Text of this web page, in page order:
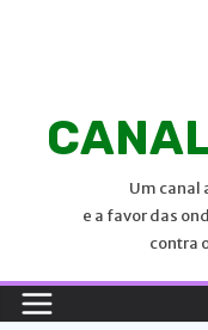
Um canal
e a favor das
contra